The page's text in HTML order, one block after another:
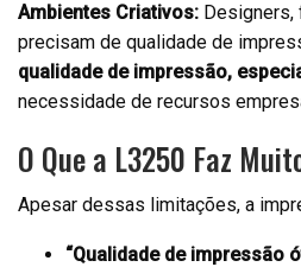
Ambientes Criativos:
precisam de qualidade de
qualidade de impressão,
necessidade de recursos
O Que a L3250 Faz
Apesar dessas limitações, a
“Qualidade de impressão